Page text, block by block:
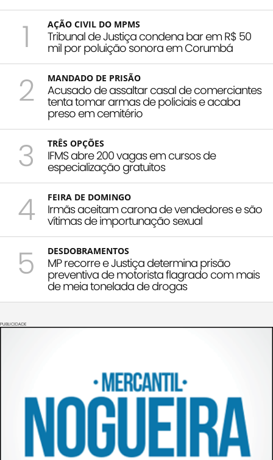
1 AÇÃO CIVIL DO MPMS
Tribunal de Justiça condena bar em R$ 50
mil por poluição sonora em Corumbá
2 MANDADO DE PRISÃO
Acusado de assaltar casal de comerciantes
tenta tomar armas de policiais e acaba
preso em cemitério
3 TRÊS OPÇÕES
IFMS abre 200 vagas em cursos de
especialização gratuitos
4 FEIRA DE DOMINGO
Irmãs aceitam carona de vendedores e são
vítimas de importunação sexual
5 DESDOBRAMENTOS
MP recorre e Justiça determina prisão
preventiva de motorista flagrado com mais
de meia tonelada de drogas
PUBLICIDADE